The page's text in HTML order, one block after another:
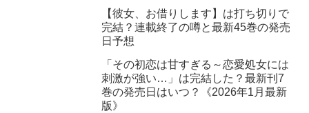
【彼女、お借りします】は打ち切りで
完結？連載終了の噂と最新45巻の発売
日予想
「その初恋は甘すぎる～恋愛処女には
刺激が強い…」は完結した？最新刊7
巻の発売日はいつ？《2026年1月最新
版》